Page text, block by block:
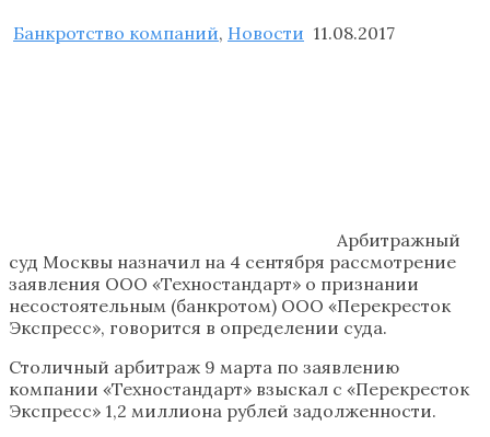
Банкротство компаний, Новости 11.08.2017
Арбитражный
суд Москвы назначил на 4 сентября рассмотрение
заявления ООО «Техностандарт» о признании
несостоятельным (банкротом) ООО «Перекресток
Экспресс», говорится в определении суда.
Столичный арбитраж 9 марта по заявлению
компании «Техностандарт» взыскал с «Перекресток
Экспресс» 1,2 миллиона рублей задолженности.